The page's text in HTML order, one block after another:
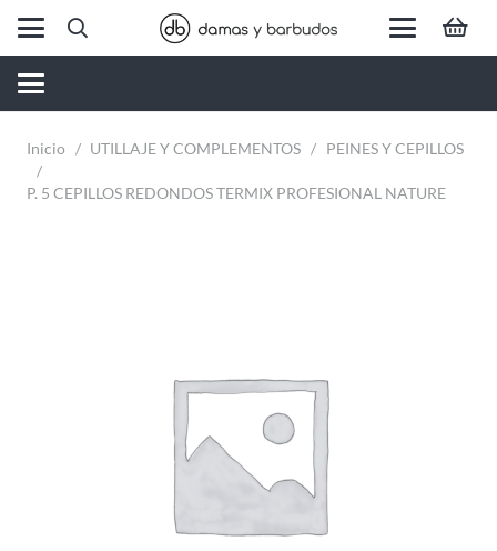
Inicio / UTILLAJE Y COMPLEMENTOS / PEINES Y CEPILLOS
/
P. 5 CEPILLOS REDONDOS TERMIX PROFESIONAL NATURE